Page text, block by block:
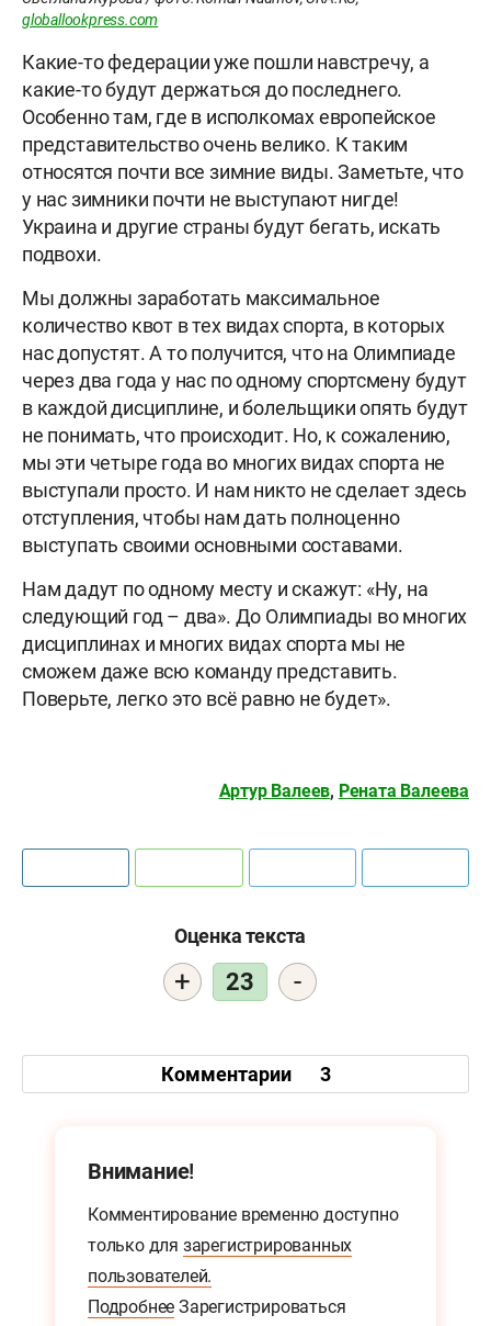
globallookpress.com
Какие-то федерации уже пошли навстречу, а
какие-то будут держаться до последнего.
Особенно там, где в исполкомах европейское
представительство очень велико. К таким
относятся почти все зимние виды. Заметьте, что
у нас зимники почти не выступают нигде!
Украина и другие страны будут бегать, искать
подвохи.
Мы должны заработать максимальное
количество квот в тех видах спорта, в которых
нас допустят. А то получится, что на Олимпиаде
через два года у нас по одному спортсмену будут
в каждой дисциплине, и болельщики опять будут
не понимать, что происходит. Но, к сожалению,
мы эти четыре года во многих видах спорта не
выступали просто. И нам никто не сделает здесь
отступления, чтобы нам дать полноценно
выступать своими основными составами.
Нам дадут по одному месту и скажут: «Ну, на
следующий год – два». До Олимпиады во многих
дисциплинах и многих видах спорта мы не
сможем даже всю команду представить.
Поверьте, легко это всё равно не будет».
Артур Валеев, Рената Валеева
Оценка текста
+ 23 -
Комментарии 3
Внимание!
Комментирование временно доступно
только для зарегистрированных
пользователей.
Подробнее Зарегистрироваться